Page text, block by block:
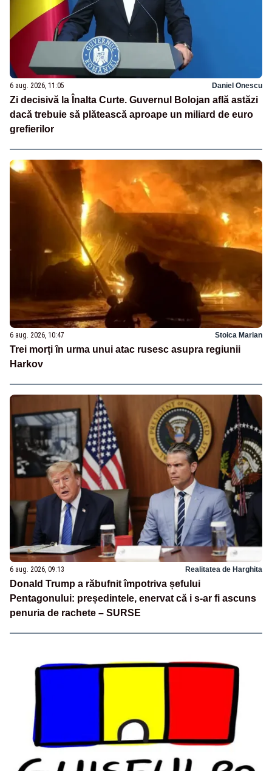
6 aug. 2026, 11:05 Daniel Onescu
Zi decisivă la Înalta Curte. Guvernul Bolojan află astăzi
dacă trebuie să plătească aproape un miliard de euro
grefierilor
6 aug. 2026, 10:47 Stoica Marian
Trei morți în urma unui atac rusesc asupra regiunii
Harkov
6 aug. 2026, 09:13 Realitatea de Harghita
Donald Trump a răbufnit împotriva șefului
Pentagonului: președintele, enervat că i s-ar fi ascuns
penuria de rachete – SURSE